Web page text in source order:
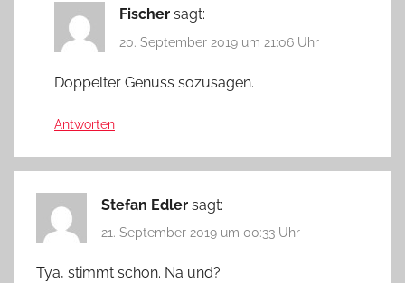
Fischer sagt:
20. September 2019 um 21:06 Uhr
Doppelter Genuss sozusagen.
Antworten
Stefan Edler sagt:
21. September 2019 um 00:33 Uhr
Tya, stimmt schon. Na und?